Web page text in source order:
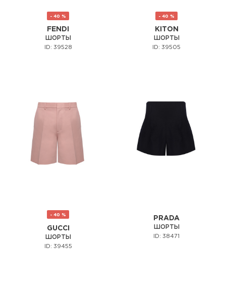
- 40 %
FENDI
ШОРТЫ
ID: 39528
- 40 %
KITON
ШОРТЫ
ID: 39505
- 40 %
GUCCI
ШОРТЫ
ID: 39455
PRADA
ШОРТЫ
ID: 38471